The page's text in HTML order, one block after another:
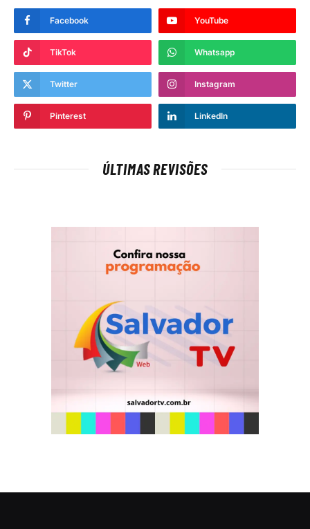
Facebook YouTube
TikTok Whatsapp
Twitter Instagram
Pinterest LinkedIn
ÚLTIMAS REVISÕES